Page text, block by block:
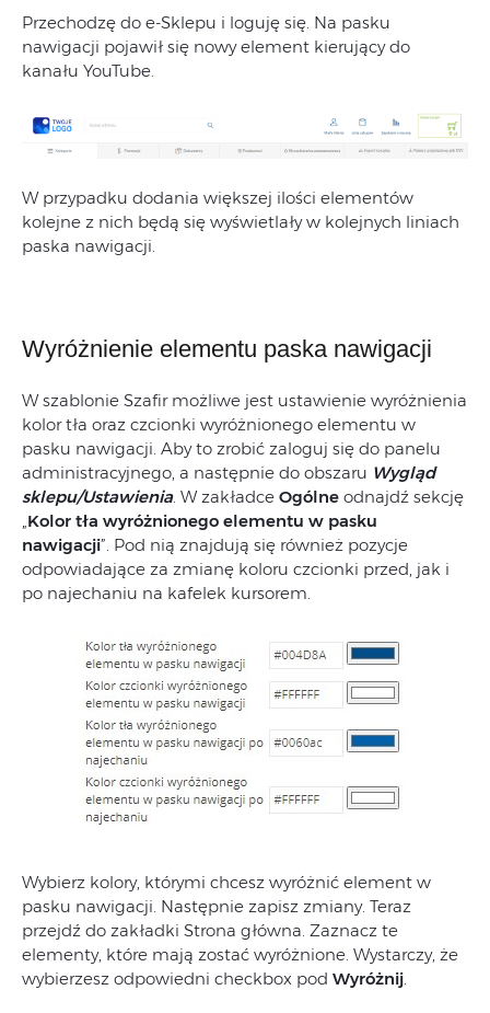
Przechodzę do e-Sklepu i loguję się. Na pasku
nawigacji pojawił się nowy element kierujący do
kanału YouTube.
W przypadku dodania większej ilości elementów
kolejne z nich będą się wyświetlały w kolejnych liniach
paska nawigacji.
Wyróżnienie elementu paska nawigacji
W szablonie Szafir możliwe jest ustawienie wyróżnienia
kolor tła oraz czcionki wyróżnionego elementu w
pasku nawigacji. Aby to zrobić zaloguj się do panelu
administracyjnego, a następnie do obszaru Wygląd
sklepu/Ustawienia. W zakładce Ogólne odnajdź sekcję
„Kolor tła wyróżnionego elementu w pasku
nawigacji”. Pod nią znajdują się również pozycje
odpowiadające za zmianę koloru czcionki przed, jak i
po najechaniu na kafelek kursorem.
Wybierz kolory, którymi chcesz wyróżnić element w
pasku nawigacji. Następnie zapisz zmiany. Teraz
przejdź do zakładki Strona główna. Zaznacz te
elementy, które mają zostać wyróżnione. Wystarczy, że
wybierzesz odpowiedni checkbox pod Wyróżnij.